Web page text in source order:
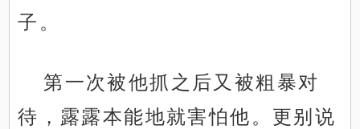
子。
第一次被他抓之后又被粗暴对
待，露露本能地就害怕他。更别说